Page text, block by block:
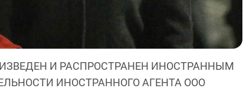
И РАСПРОСТРАНЕН ИНОСТРАННЫМ
ИНОСТРАННОГО АГЕНТА ООО